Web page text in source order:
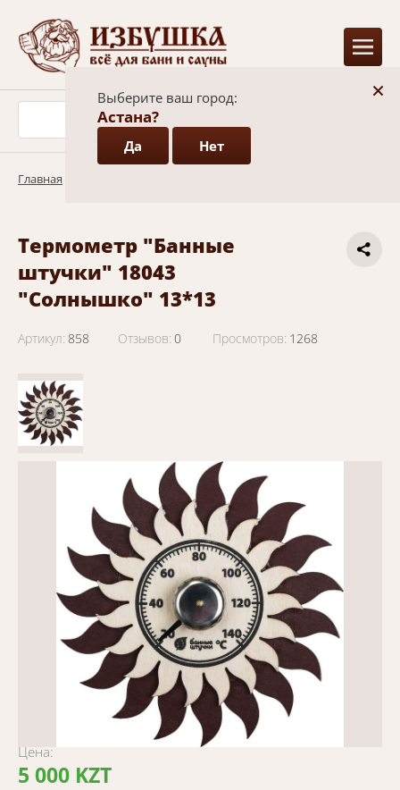
+
Выберите ваш город:
Астана?
Да Нет
Главная
Термометр "Банные
штучки" 18043
"Солнышко" 13*13
Артикул: 858 Отзывов: 0 Просмотров: 1268
Цена:
5 000 KZT